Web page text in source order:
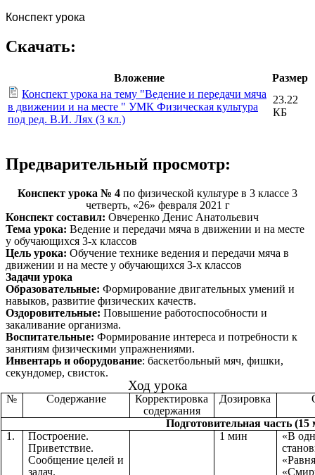
Конспект урока
Скачать:
Вложение
Размер
Конспект урока на тему "Ведение и передачи мяча
в движении и на месте " УМК Физическая культура
под ред. В.И. Лях (3 кл.)
23.22
КБ
Предварительный просмотр:
Конспект урока № 4 по физической культуре в 3 классе 3
четверть, «26» февраля 2021 г
Конспект составил: Овчеренко Денис Анатольевич
Тема урока: Ведение и передачи мяча в движении и на месте
у обучающихся 3-х классов
Цель урока: Обучение технике ведения и передачи мяча в
движении и на месте у обучающихся 3-х классов
Задачи урока
Образовательные: Формирование двигательных умений и
навыков, развитие физических качеств.
Оздоровительные: Повышение работоспособности и
закаливание организма.
Воспитательные: Формирование интереса и потребности к
занятиям физическими упражнениями.
Инвентарь и оборудование: баскетбольный мяч, фишки,
секундомер, свисток.
Ход урока
№ Содержание
Корректировка
содержания
Дозировка
Подготовительная часть (15
1.
Построение.
Приветствие.
Сообщение целей и
задач.
1 мин
«В